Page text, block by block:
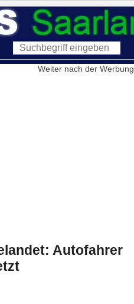
Weiter nach der Werbung
Autofahrer